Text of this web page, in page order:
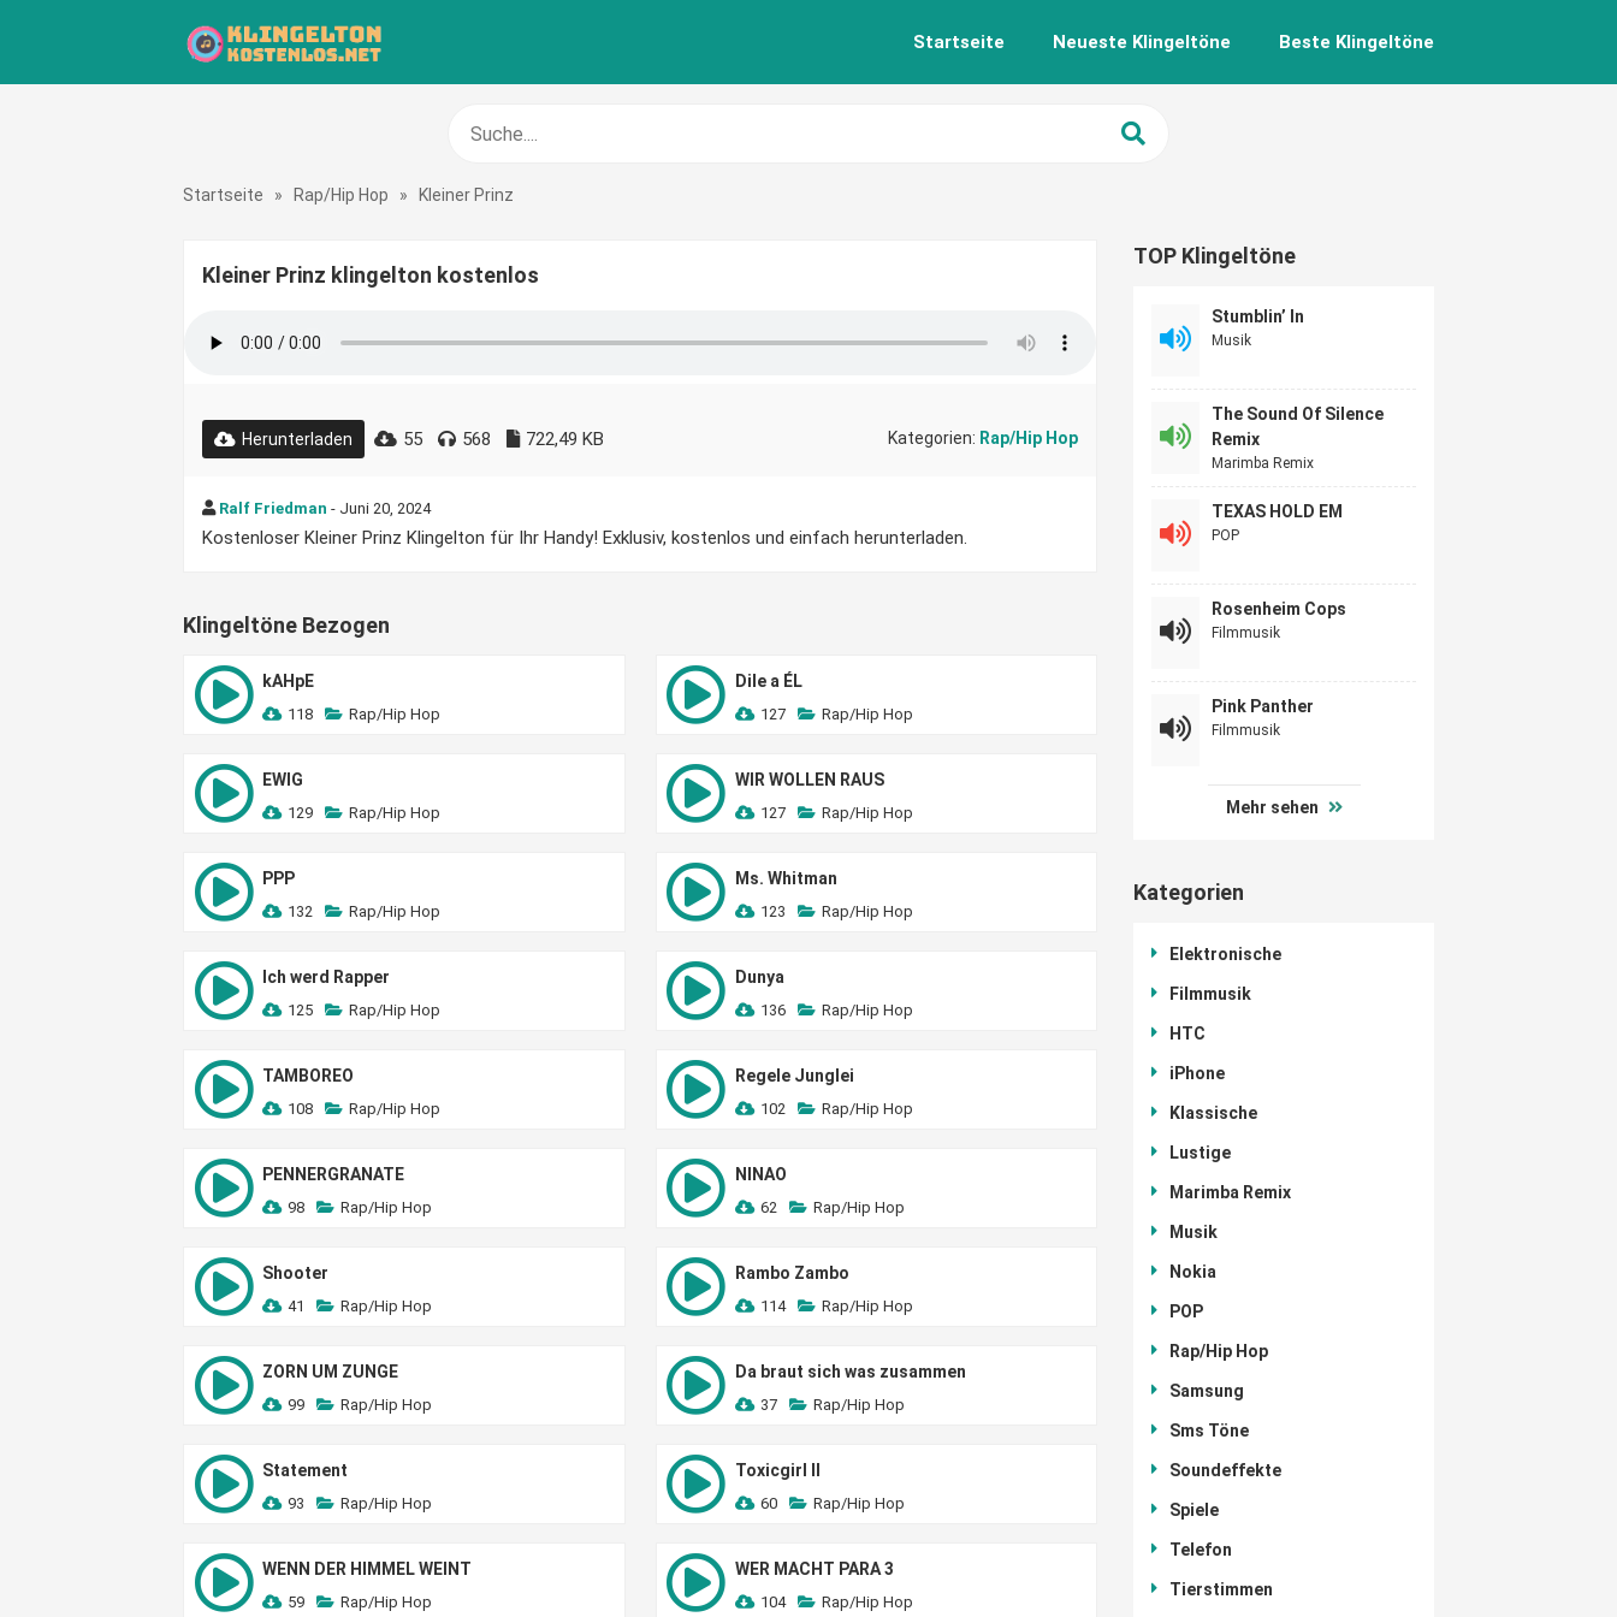
Startseite Neueste Klingeltöne Beste Klingeltöne
Startseite » Rap/Hip Hop » Kleiner Prinz
Kleiner Prinz klingelton kostenlos
Herunterladen 55 568 722,49 KB Kategorien: Rap/Hip Hop
Ralf Friedman - Juni 20, 2024
Kostenloser Kleiner Prinz Klingelton für Ihr Handy! Exklusiv, kostenlos und einfach herunterladen.
Klingeltöne Bezogen
kAHpE
118 Rap/Hip Hop
Dile a ÉL
127 Rap/Hip Hop
EWIG
129 Rap/Hip Hop
WIR WOLLEN RAUS
127 Rap/Hip Hop
PPP
132 Rap/Hip Hop
Ms. Whitman
123 Rap/Hip Hop
Ich werd Rapper
125 Rap/Hip Hop
Dunya
136 Rap/Hip Hop
TAMBOREO
108 Rap/Hip Hop
Regele Junglei
102 Rap/Hip Hop
PENNERGRANATE
98 Rap/Hip Hop
NINAO
62 Rap/Hip Hop
Shooter
41 Rap/Hip Hop
Rambo Zambo
114 Rap/Hip Hop
ZORN UM ZUNGE
99 Rap/Hip Hop
Da braut sich was zusammen
37 Rap/Hip Hop
Statement
93 Rap/Hip Hop
Toxicgirl II
60 Rap/Hip Hop
WENN DER HIMMEL WEINT
59 Rap/Hip Hop
WER MACHT PARA 3
104 Rap/Hip Hop
TOP Klingeltöne
Stumblin’ In
Musik
The Sound Of Silence
Remix
Marimba Remix
TEXAS HOLD EM
POP
Rosenheim Cops
Filmmusik
Pink Panther
Filmmusik
Mehr sehen
Kategorien
Elektronische
Filmmusik
HTC
iPhone
Klassische
Lustige
Marimba Remix
Musik
Nokia
POP
Rap/Hip Hop
Samsung
Sms Töne
Soundeffekte
Spiele
Telefon
Tierstimmen